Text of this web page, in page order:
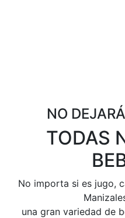
NO
TODAS
No importa si es jugo,
una gran variedad de